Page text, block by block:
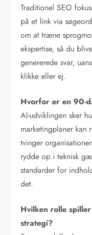
Traditionel SEO
på et link via
om at træne
ekspertise, så du
genererede svar,
klikke eller ej.
Hvorfor er en 90-
AI-udviklingen sker
marketingplaner kan
tvinger
rydde op i teknisk
standarder for
det.
Hvilken rolle
strategi?